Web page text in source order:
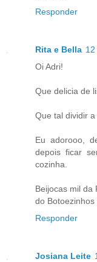
Responder
Rita e Bella
Oi Adri!
Que delicia de
Que tal dividir
Eu adorooo,
depois ficar
cozinha.
Beijocas mil da
do Botoezinhos
Responder
Josiana Leite